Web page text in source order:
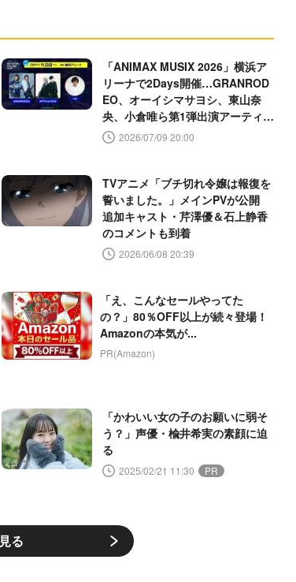
「ANIMAX MUSIX 2026」横浜ア
リーナで2Days開催…GRANROD
EO、オーイシマサヨシ、東山奈
央、小倉唯ら第1弾出演アーティス
ト発表2026/07/09 20:00
TVアニメ「ブチ切れ令嬢は報復を
誓いました。」メインPVが公開
追加キャスト・芹澤優＆石上静香
のコメントも到着
2026/06/08 20:39
「え、こんなセールやってた
の？」80％OFF以上が続々登場！
Amazonの本気が...
PR(Amazon)
「かわいい女の子のお願いに弱そ
う？」声優・楡井希実の素顔に迫
る
2025/02/21 11:30
る